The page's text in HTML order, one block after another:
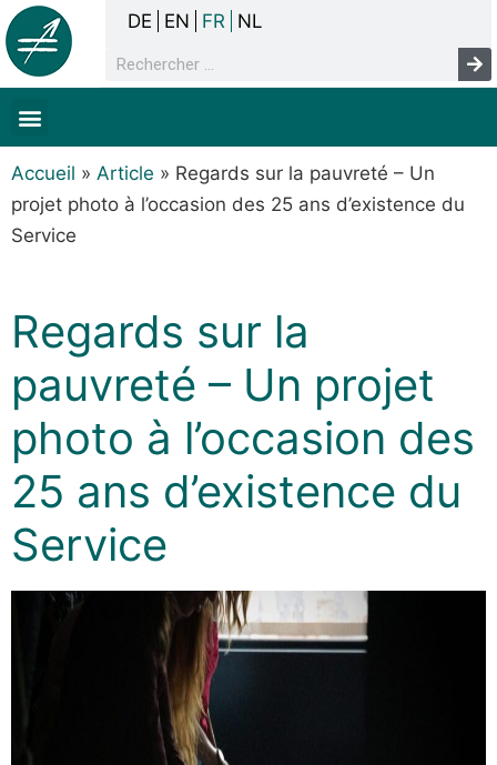
DE EN FR NL
Accueil » Article » Regards sur la pauvreté – Un
projet photo à l’occasion des 25 ans d’existence du
Service
Regards sur la
pauvreté – Un projet
photo à l’occasion des
25 ans d’existence du
Service